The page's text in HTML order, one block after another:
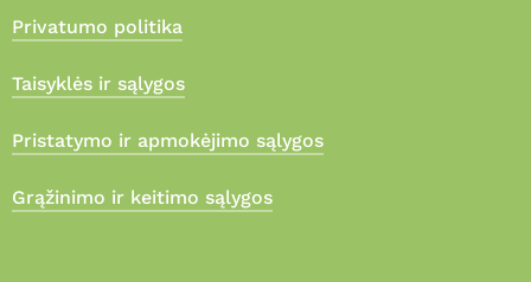
Privatumo politika
Taisyklės ir sąlygos
Pristatymo ir apmokėjimo sąlygos
Grąžinimo ir keitimo sąlygos